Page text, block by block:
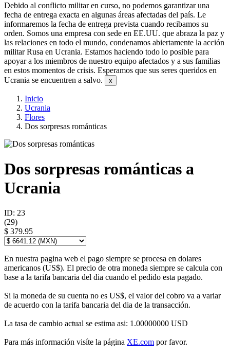
Debido al conflicto militar en curso, no podemos garantizar una
fecha de entrega exacta en algunas áreas afectadas del país. Le
informaremos la fecha de entrega prevista cuando recibamos su
orden. Somos una empresa con sede en EE.UU. que abraza la paz y
las relaciones en todo el mundo, condenamos abiertamente la acción
militar Rusa en Ucrania. Estamos haciendo todo lo posible para
apoyar a los miembros de nuestro equipo afectados y a sus familias
en estos momentos de crisis. Esperamos que sus seres queridos en
Ucrania se encuentren a salvo.
Inicio
Ucrania
Flores
Dos sorpresas románticas
Dos sorpresas románticas a
Ucrania
ID: 23
(29)
$ 379.95
En nuestra pagina web el pago siempre se procesa en dolares
americanos (US$). El precio de otra moneda siempre se calcula con
base a la tarifa bancaria del dia cuando el pedido esta pagado.
Si la moneda de su cuenta no es US$, el valor del cobro va a variar
de acuerdo con la tarifa bancaria del dia de la transacción.
La tasa de cambio actual se estima asi: 1.00000000 USD
Para más información visíte la página XE.com por favor.